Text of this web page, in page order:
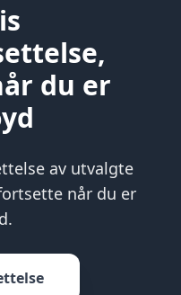
du er
av utvalgte
når du er